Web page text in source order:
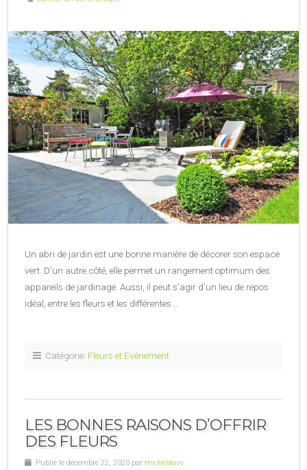
Un abri de jardin est une bonne manière de décorer son espace
vert. D’un autre côté, elle permet un rangement optimum des
appareils de jardinage. Aussi, il peut s’agir d’un lieu de repos
idéal, entre les fleurs et les différentes …
Catégorie: Fleurs et Evénement
LES BONNES RAISONS D’OFFRIR
DES FLEURS
Publié le décembre 22, 2020 par micheldavo